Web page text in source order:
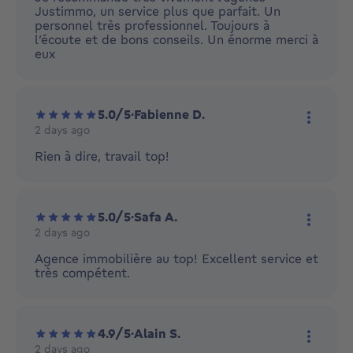
Nous contacter :
Agence Just Immo
Justimmo, un service plus que parfait. Un
personnel très professionnel. Toujours à
l’écoute et de bons conseils. Un énorme merci à
eux
5.0/5·Fabienne D.
2 days ago
Rien à dire, travail top!
5.0/5·Safa A.
2 days ago
Agence immobilière au top! Excellent service et
très compétent.
4.9/5·Alain S.
2 days ago